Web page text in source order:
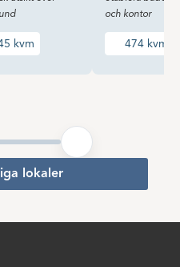
kvm
och kontor
474 kvm
lokaler